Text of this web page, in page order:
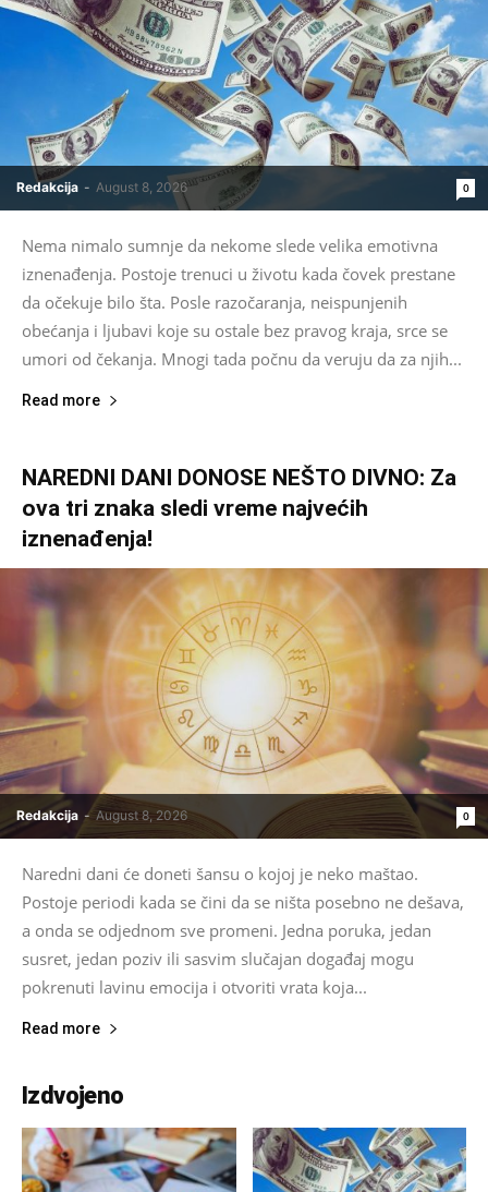
Redakcija - August 8, 2026 0
Nema nimalo sumnje da nekome slede velika emotivna
iznenađenja. Postoje trenuci u životu kada čovek prestane
da očekuje bilo šta. Posle razočaranja, neispunjenih
obećanja i ljubavi koje su ostale bez pravog kraja, srce se
umori od čekanja. Mnogi tada počnu da veruju da za njih...
Read more
NAREDNI DANI DONOSE NEŠTO DIVNO: Za
ova tri znaka sledi vreme najvećih
iznenađenja!
Redakcija - August 8, 2026 0
Naredni dani će doneti šansu o kojoj je neko maštao.
Postoje periodi kada se čini da se ništa posebno ne dešava,
a onda se odjednom sve promeni. Jedna poruka, jedan
susret, jedan poziv ili sasvim slučajan događaj mogu
pokrenuti lavinu emocija i otvoriti vrata koja...
Read more
Izdvojeno